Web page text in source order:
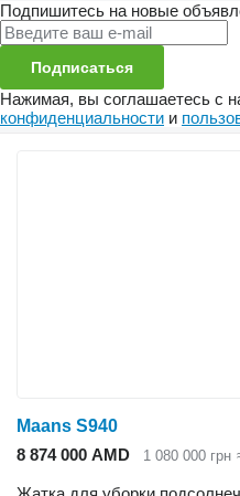
Подпишитесь на новые
Подписаться
Нажимая, вы соглашаетесь с
конфиденциальности и
Maans S940
8 874 000 AMD
1 080 000 грн